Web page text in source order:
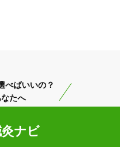
べばいいの？
たへ
ナビ